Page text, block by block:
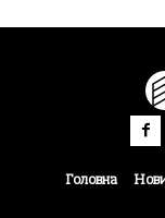
Головна